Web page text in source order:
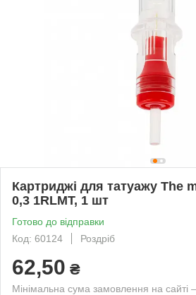
Картриджі для татуажу The
0,3 1RLMT, 1 шт
Готово до відправки
Код: 60124
Роздріб
62,50 ₴
Мінімальна сума замовлення на сайті